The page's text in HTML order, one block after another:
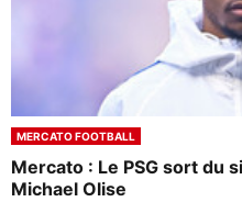
MERCATO FOOTBALL
Mercato : Le PSG sort du
Michael Olise